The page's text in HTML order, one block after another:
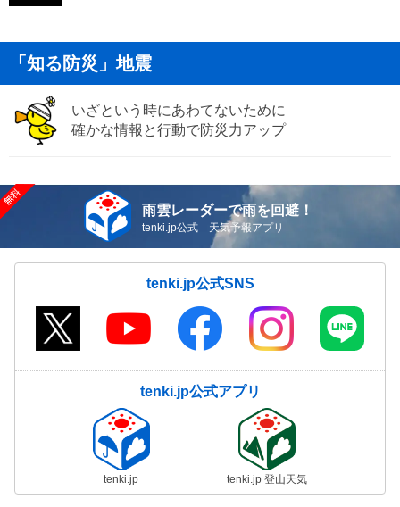
「知る防災」地震
いざという時にあわてないために
確かな情報と行動で防災力アップ
雨雲レーダーで雨を回避！
tenki.jp公式 天気予報アプリ
tenki.jp公式SNS
tenki.jp公式アプリ
tenki.jp tenki.jp 登山天気